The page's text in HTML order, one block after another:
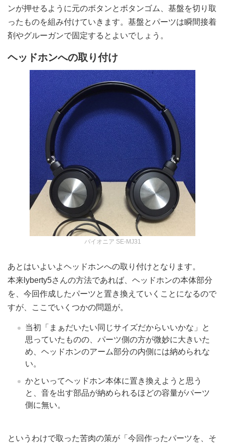
ンが押せるように元のボタンとボタンゴム、基盤を切り取
ったものを組み付けていきます。基盤とパーツは瞬間接着
剤やグルーガンで固定するとよいでしょう。
ヘッドホンへの取り付け
パイオニア SE-MJ31
あとはいよいよヘッドホンへの取り付けとなります。
本来lyberty5さんの方法であれば、ヘッドホンの本体部分
を、今回作成したパーツと置き換えていくことになるので
すが、ここでいくつかの問題が。
当初「まぁだいたい同じサイズだからいいかな」と
思っていたものの、パーツ側の方が微妙に大きいた
め、ヘッドホンのアーム部分の内側には納められな
い。
かといってヘッドホン本体に置き換えようと思う
と、音を出す部品が納められるほどの容量がパーツ
側に無い。
というわけで取った苦肉の策が「今回作ったパーツを、そ